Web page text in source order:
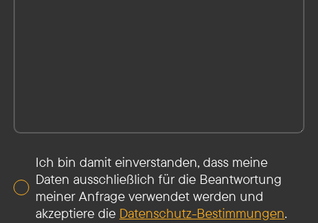
Ich bin damit einverstanden, dass meine
Daten ausschließlich für die Beantwortung
meiner Anfrage verwendet werden und
akzeptiere die Datenschutz-Bestimmungen.